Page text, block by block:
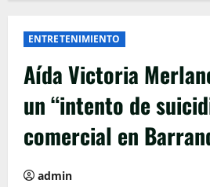
ENTRETENIMIENTO
Aída Victoria
un “intento de
comercial en
admin